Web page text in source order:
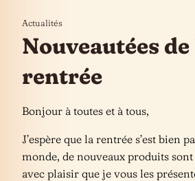
Actualités
Nouveautées
rentrée
Bonjour à toutes et à tous,
J’espère que la rentrée s’est bien
monde, de nouveaux produits sont
avec plaisir que je vous les